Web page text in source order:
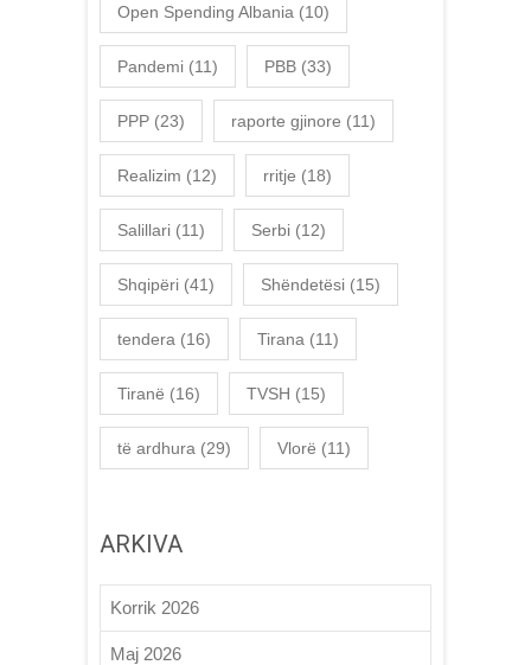
Open Spending Albania (10)
Pandemi (11) PBB (33)
PPP (23) raporte gjinore (11)
Realizim (12) rritje (18)
Salillari (11) Serbi (12)
Shqipëri (41) Shëndetësi (15)
tendera (16) Tirana (11)
Tiranë (16) TVSH (15)
të ardhura (29) Vlorë (11)
ARKIVA
Korrik 2026
Maj 2026